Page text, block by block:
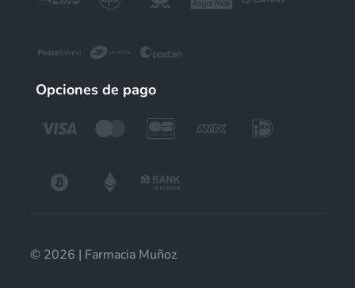
Opciones de pago
© 2026 | Farmacia Muñoz